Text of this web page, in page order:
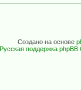
Создано на основе
Русская поддержка phpBB